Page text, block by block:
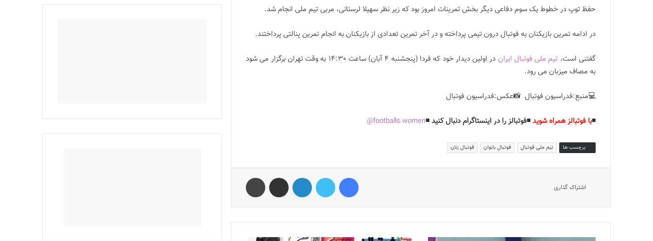
حفظ توپ در خطوط یک سوم دفاعی دیگر بخش تمرینات امروز بود که زیر نظر سهیلا لرستانی، مربی تیم ملی انجام شد.
در ادامه تمرین بازیکنان به فوتبال درون تیمی پرداخته و در آخر تمرین تعدادی از بازیکنان به انجام تمرین پنالتی پرداختند.
گفتنى است، تیم ملی فوتبال ایران
در اولین دیدار خود که فردا (پنجشنبه 4 آبان) ساعت 14:30 به وقت تهران برگزار می شود
به مصاف میزبان می رود.
💻منبع:فدراسیون فوتبال 📸عکس:فدراسیون فوتبال
◾️با فوتبالز همراه شوید◾️فوتبالز را در اینستاگرام دنبال کنید ◾️footballs.women@
برچسب ها تیم ملی فوتبال فوتبال بانوان فوتبال زنان
اشتراک گذاری